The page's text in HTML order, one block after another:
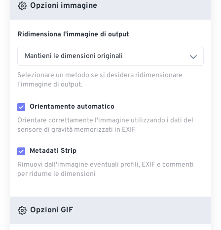
Opzioni immagine
Ridimensiona l'immagine di output
Mantieni le dimensioni originali
Selezionare un metodo se si desidera ridimensionare
l'immagine di output.
Orientamento automatico
Orientare correttamente l'immagine utilizzando i dati del
sensore di gravità memorizzati in EXIF
Metadati Strip
Rimuovi dall'immagine eventuali profili, EXIF ​​e commenti
per ridurne le dimensioni
Opzioni GIF